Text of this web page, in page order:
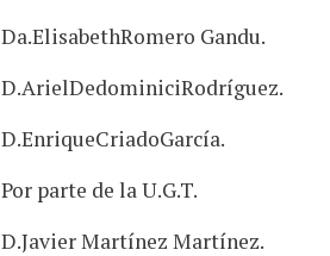
Da.ElisabethRomero Gandu.
D.ArielDedominiciRodríguez.
D.EnriqueCriadoGarcía.
Por parte de la U.G.T.
D.Javier Martínez Martínez.